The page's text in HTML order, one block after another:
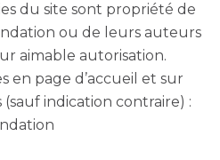
du site sont propriété de
ou de leurs auteurs
aimable autorisation.
en page d’accueil et sur
indication contraire) :